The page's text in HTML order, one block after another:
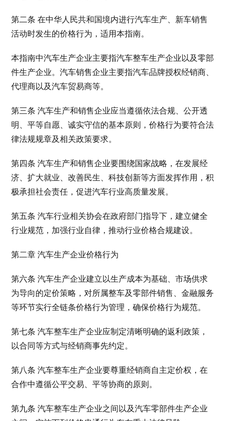
第二条 在中华人民共和国境内进行汽车生产、新车销售
活动时发生的价格行为，适用本指南。
本指南中汽车生产企业主要指汽车整车生产企业以及零部
件生产企业。汽车销售企业主要指汽车品牌授权经销商、
代理商以及汽车贸易商等。
第三条 汽车生产和销售企业应当遵循依法合规、公开透
明、平等自愿、诚实守信的基本原则，价格行为要符合法
律法规规章及相关政策要求。
第四条 汽车生产和销售企业要围绕国家战略，在发展经
济、扩大就业、改善民生、科技创新等方面发挥作用，积
极承担社会责任，促进汽车行业高质量发展。
第五条 汽车行业相关协会在政府部门指导下，建立健全
行业规范，加强行业自律，推动行业价格合规建设。
第二章 汽车生产企业价格行为
第六条 汽车生产企业建立以生产成本为基础、市场供求
为导向的定价策略，对所属整车及零部件销售、金融服务
等环节实行全链条价格行为管理，确保价格行为规范。
第七条 汽车整车生产企业应制定清晰明确的返利政策，
以合同等方式与经销商事先约定。
第八条 汽车整车生产企业要尊重经销商自主定价权，在
合作中遵循公平交易、平等协商的原则。
第九条 汽车整车生产企业之间以及汽车零部件生产企业